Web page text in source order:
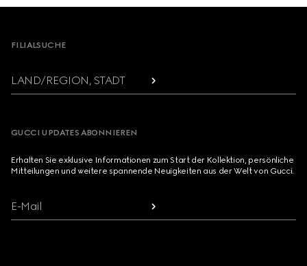
FILIALSUCHE
LAND/REGION, STADT
GUCCI UPDATES ABONNIEREN
Erhalten Sie exklusive Informationen zum Start der Kollektion, persönliche
Mitteilungen und weitere spannende Neuigkeiten aus der Welt von Gucci.
E-Mail